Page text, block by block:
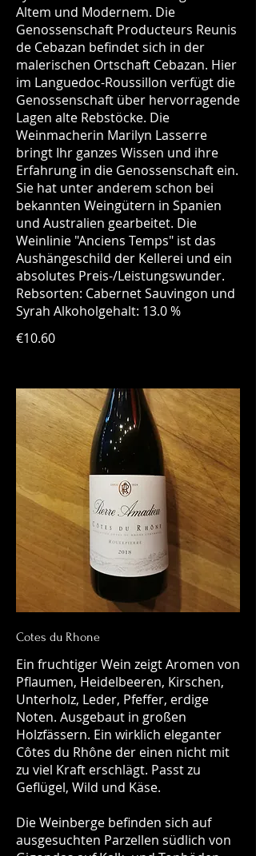
Altem und Modernem. Die
Genossenschaft Producteurs Reunis
de Cebazan befindet sich in der
malerischen Ortschaft Cebazan. Hier
im Languedoc-Roussillon verfügt die
Genossenschaft über hervorragende
Lagen alte Rebstöcke. Die
Weinmacherin Marilyn Lasserre
bringt Ihr ganzes Wissen und ihre
Erfahrung in die Genossenschaft ein.
Sie hat unter anderem schon bei
bekannten Weingütern in Spanien
und Australien gearbeitet. Die
Weinlinie "Anciens Temps" ist das
Aushängeschild der Kellerei und ein
absolutes Preis-/Leistungswunder.
Rebsorten: Cabernet Sauvingon und
Syrah Alkoholgehalt: 13.0 %
€10.60
Cotes du Rhone
Ein fruchtiger Wein zeigt Aromen von
Pflaumen, Heidelbeeren, Kirschen,
Unterholz, Leder, Pfeffer, erdige
Noten. Ausgebaut in großen
Holzfässern. Ein wirklich eleganter
Côtes du Rhône der einen nicht mit
zu viel Kraft erschlägt. Passt zu
Geflügel, Wild und Käse.
Die Weinberge befinden sich auf
ausgesuchten Parzellen südlich von